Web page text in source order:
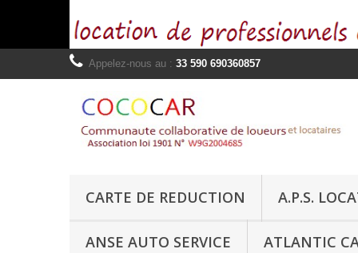
Appelez-nous au : 33 590 690360857
CARTE DE REDUCTION A.P.S.
ANSE AUTO SERVICE ATLANTIC